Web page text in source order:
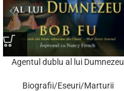
Agentul dublu al lui Dumnezeu
Biografii/Eseuri/Marturii